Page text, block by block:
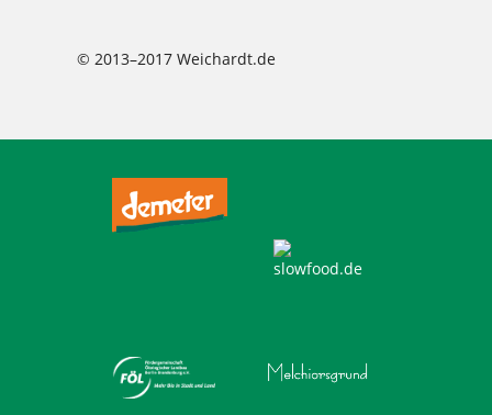
© 2013–2017 Weichardt.de